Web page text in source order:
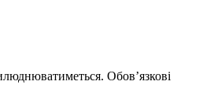
Обов’язкові